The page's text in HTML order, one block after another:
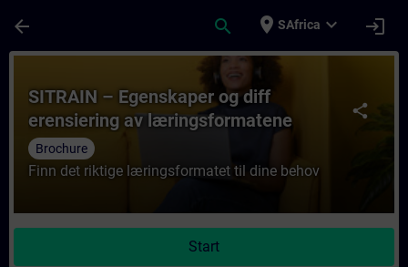
arrow_back search place SAfrica expand_more login
Course - SITRAIN – Egenskaper og diff
share
SITRAIN – Egenskaper og diff
erensiering av læringsformatene
Brochure
Finn det riktige læringsformatet til dine behov
Start